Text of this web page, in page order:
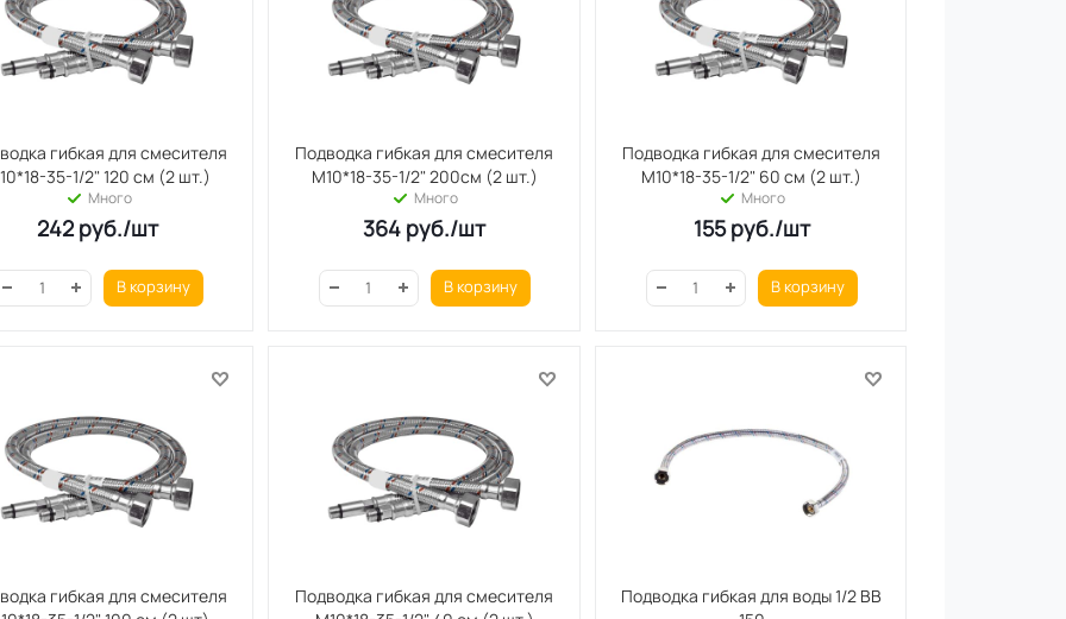
гибкая для смесителя
35-1/2" 120 см (2 шт.)
Много
242руб./шт
В корзину
Подводка гибкая для смесителя
М10*18-35-1/2" 200см (2 шт.)
Много
364 руб./шт
В корзину
Подводка гибкая для смесителя
М10*18-35-1/2" 60 см (2 шт.)
Много
155руб./шт
В корзину
гибкая для смесителя
Подводка гибкая для смесителя
Подводка гибкая для воды 1/2 ВВ